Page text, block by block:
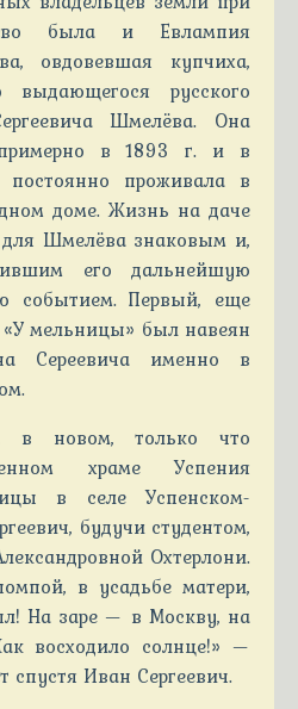
была и Евлампия
овдовевшая купчиха,
русского
Шмелёва. Она
в 1893 г. и в
проживала в
доме. Жизнь на даче
для Шмелёва знаковым и,
его дальнейшую
событием. Первый, еще
мельницы» был навеян
Сереевича именно в
новом, только что
храме Успения
в селе Успенском-
будучи студентом,
Охтерлони.
в усадьбе матери,
На заре — в Москву, на
восходило солнце!» —
спустя Иван Сергеевич.